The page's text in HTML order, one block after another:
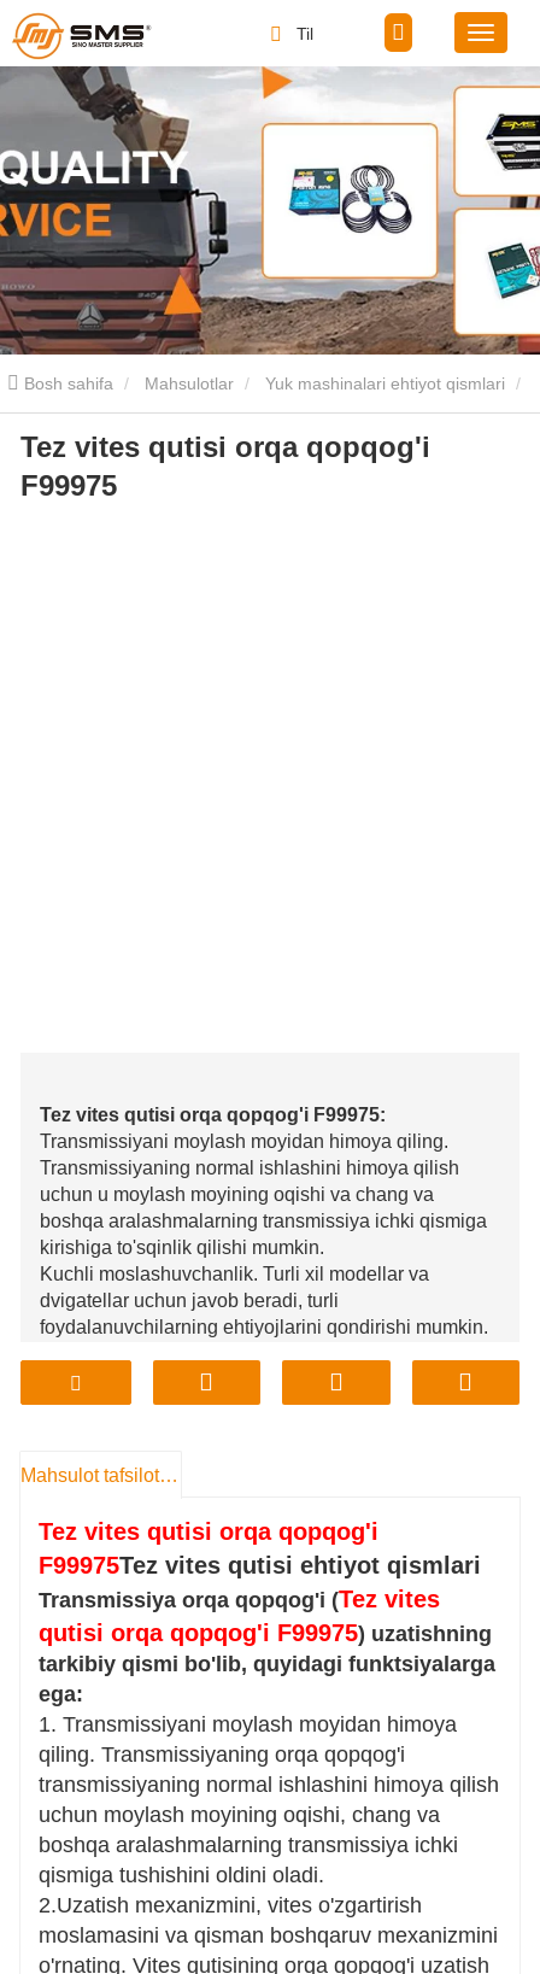
Til
Bosh sahifa Mahsulotlar Yuk mashinalari ehtiyot qismlari
Tezkor g'ildirak qutisi ehtiyot qismlar Tez vites qutisi orqa qopqog'i
F99975
Tez vites qutisi orqa qopqog'i
F99975
Tez vites qutisi orqa qopqog'i F99975:
Transmissiyani moylash moyidan himoya qiling.
Transmissiyaning normal ishlashini himoya qilish
uchun u moylash moyining oqishi va chang va
boshqa aralashmalarning transmissiya ichki qismiga
kirishiga to'sqinlik qilishi mumkin.
Kuchli moslashuvchanlik. Turli xil modellar va
dvigatellar uchun javob beradi, turli
foydalanuvchilarning ehtiyojlarini qondirishi mumkin.
va qulay o'rnatish, foydalanuvchilarning vaqtini va
energiyasini tejash imkonini beradi.
muddatli barqaror ishlashni saqlab turishi mumkin.
qopqog'ining o'ziga xos afzalliklari turli markalar va
turli ishlab chiqaruvchilar o'rtasida farq qilishi mumkin.
Sotib olayotganda, foydalanuvchilarga o'z ehtiyojlari
va modellariga ko'ra to'g'ri brend va modelni tanlash
tavsiya etiladi.
Mahsulot tafsilotlari
Tez vites qutisi orqa qopqog'i
F99975Tez vites qutisi ehtiyot qismlari
Transmissiya orqa qopqog'i (Tez vites
qutisi orqa qopqog'i F99975) uzatishning
tarkibiy qismi bo'lib, quyidagi funktsiyalarga
ega:
1. Transmissiyani moylash moyidan himoya
qiling. Transmissiyaning orqa qopqog'i
transmissiyaning normal ishlashini himoya qilish
uchun moylash moyining oqishi, chang va
boshqa aralashmalarning transmissiya ichki
qismiga tushishini oldini oladi.
2.Uzatish mexanizmini, vites o'zgartirish
moslamasini va qisman boshqaruv mexanizmini
o'rnating. Vites qutisining orqa qopqog'i uzatish